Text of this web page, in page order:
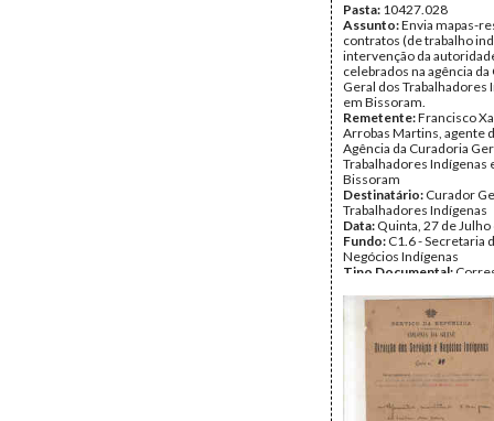
Pasta: 10427.028
Assunto:Envia mapas-
contratos (de trabalho
intervenção da
celebrados na agência
Geral dos Trabalhadores
em Bissoram.
Remetente:Francisco
Arrobas Martins, agente
Agência da Curadoria
Trabalhadores Indígenas
Bissoram
Destinatário: Curador
Trabalhadores Indígenas
Data: Quinta, 27 de
Fundo: C1.6 - Secretaria
Negócios Indígenas
Tipo Documental: